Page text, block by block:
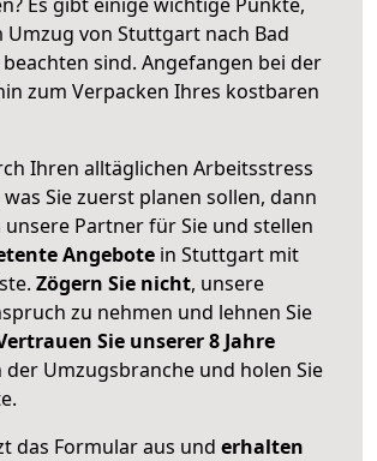
Umzug von Stuttgart nach Bad
sind. Angefangen bei der
zum Verpacken Ihres kostbaren
Ihren alltäglichen Arbeitsstress
Sie zuerst planen sollen, dann
Partner für Sie und stellen
Angebote in Stuttgart mit
Zögern Sie nicht, unsere
zu nehmen und lehnen Sie
Sie unserer 8 Jahre
der Umzugsbranche und holen Sie
das Formular aus und erhalten